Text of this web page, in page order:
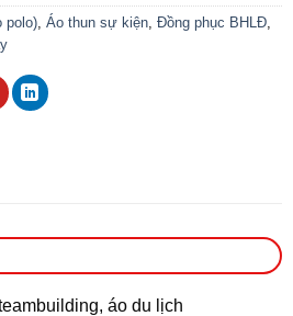
polo), Áo thun sự kiện, Đồng phục BHLĐ,
áo du lịch